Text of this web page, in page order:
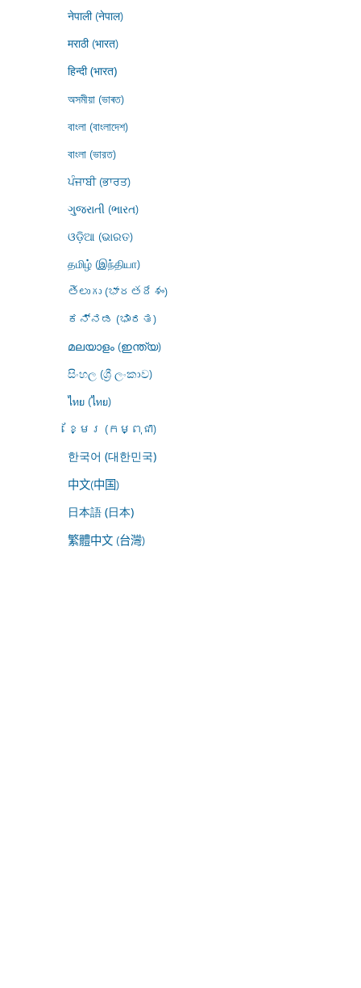
नेपाली (नेपाल)
मराठी (भारत)
हिन्दी (भारत)
অসমীয়া (ভাৰত)
বাংলা (বাংলাদেশ)
বাংলা (ভারত)
ਪੰਜਾਬੀ (ਭਾਰਤ)
ગુજરાતી (ભારત)
ଓଡ଼ିଆ (ଭାରତ)
தமிழ் (இந்தியா)
తెలుగు (భారతదేశం)
ಕನ್ನಡ (ಭಾರತ)
മലയാളം (ഇന്ത്യ)
සිංහල (ශ්‍රී ලංකාව)
ไทย (ไทย)
ខ្មែរ (កម្ពុជា)
한국어 (대한민국)
中文(中国)
日本語 (日本)
繁體中文 (台灣)